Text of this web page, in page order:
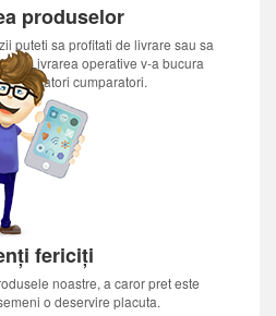
produselor
puteti sa profitati de livrare sau sa
operative v-a bucura
cumparatori.
fericiți
noastre, a caror pret este
o deservire placuta.